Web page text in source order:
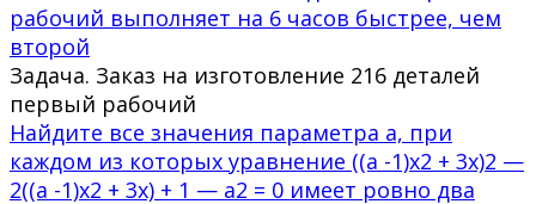
рабочий выполняет на 6 часов быстрее, чем
второй
Задача. Заказ на изготовление 216 деталей
первый рабочий
Найдите все значения параметра а, при
каждом из которых уравнение ((а -1)х2 + 3х)2 —
2((а -1)х2 + 3х) + 1 — а2 = 0 имеет ровно два